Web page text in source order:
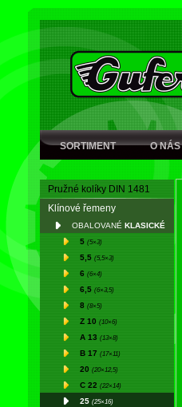
SORTIMENT O NÁS
Pružné kolíky DIN 1481
Klínové řemeny
OBALOVANÉ KLASICKÉ
5 (5×3)
5,5 (5,5×3)
6 (6×4)
6,5 (6×3,5)
8 (8×5)
Z 10 (10×6)
A 13 (13×8)
B 17 (17×11)
20 (20×12,5)
C 22 (22×14)
25 (25×16)